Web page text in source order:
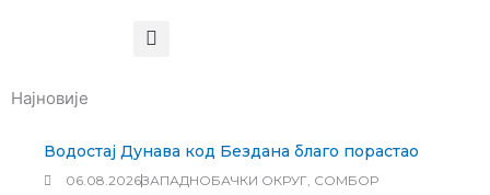
Најновије
Водостај Дунава код Бездана благо порастао
06.08.2026ЗАПАДНОБАЧКИ ОКРУГ, СОМБОР